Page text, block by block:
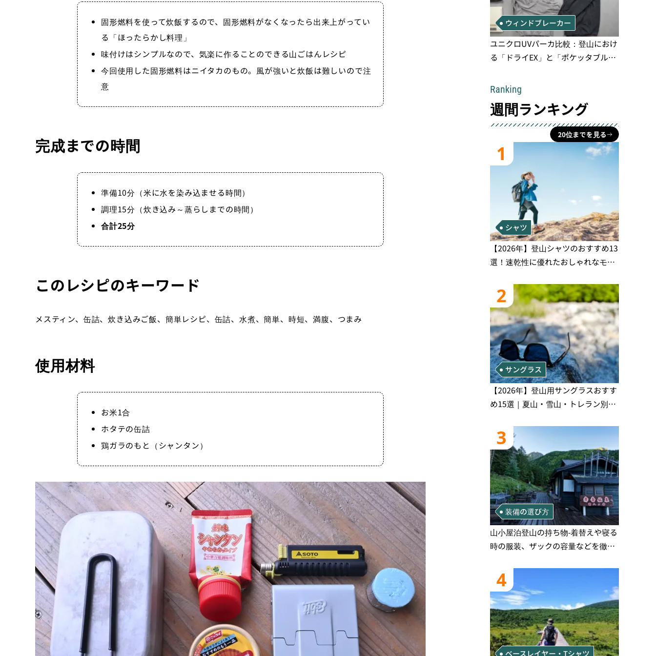
固形燃料を使って炊飯するので、固形燃料がなくなったら出来上がってい
る「ほったらかし料理」
味付けはシンプルなので、気楽に作ることのできる山ごはんレシピ
今回使用した固形燃料はニイタカのもの。風が強いと炊飯は難しいので注
意
完成までの時間
準備10分（米に水を染み込ませる時間）
調理15分（炊き込み～蒸らしまでの時間）
合計25分
このレシピのキーワード
メスティン、缶詰、炊き込みご飯、簡単レシピ、缶詰、水煮、簡単、時短、満腹、つまみ
使用材料
お米1合
ホタテの缶詰
鶏ガラのもと（シャンタン）
ウィンドブレーカー
ユニクロUVパーカ比較：登山におけ
る「ドライEX」と「ポケッタブル」
Ranking
週間ランキング
20位までを見る
1
シャツ
【2026年】登山シャツのおすすめ13
選！速乾性に優れたおしゃれなモデ
2
サングラス
【2026年】登山用サングラスおすす
め15選｜夏山・雪山・トレラン別、
3
装備の選び方
山小屋泊登山の持ち物‐着替えや寝る
時の服装、ザックの容量などを徹底
4
ベースレイヤー・Tシャツ